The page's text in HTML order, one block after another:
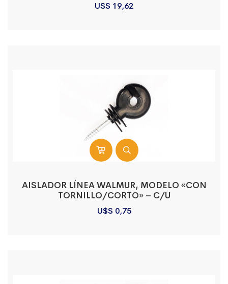
U$S 19,62
AISLADOR LÍNEA WALMUR, MODELO «CON
TORNILLO/CORTO» – C/U
U$S 0,75